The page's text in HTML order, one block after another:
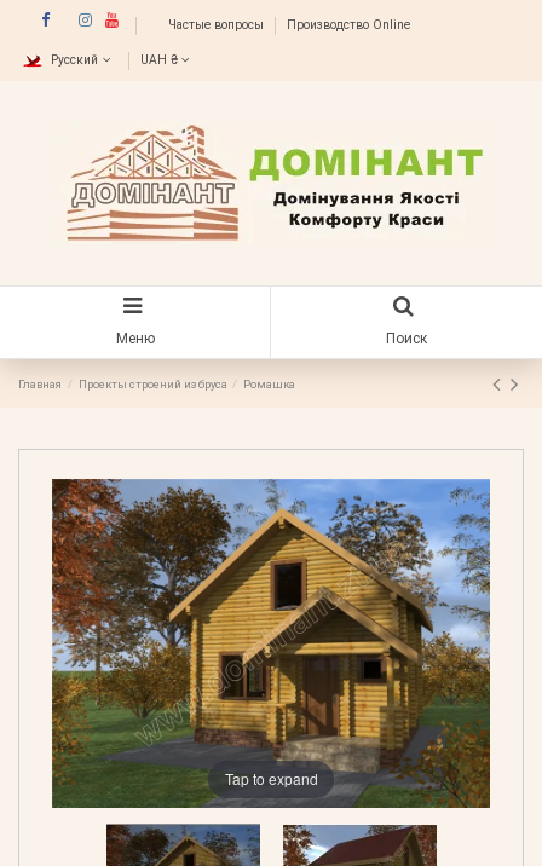
Частые вопросы Производство Online
Русский UAH ₴
Меню Поиск
Главная Проекты строений из бруса Ромашка
Tap to expand